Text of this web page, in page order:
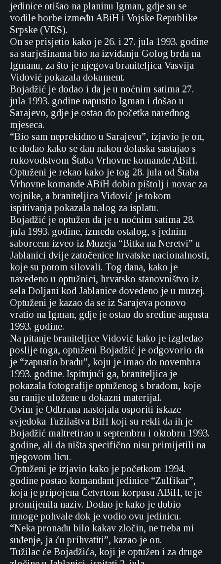
jedinice otišao na planinu Igman, gdje su se
vodile borbe između ABiH i Vojske Republike
Srpske (VRS).
On se prisjetio kako je 26. i 27. jula 1993. godine
sa starješinama bio na izviđanju Golog brda na
Igmanu, za što je njegova braniteljica Vasvija
Vidović pokazala dokument.
Bojadžić je dodao i da je u noćnim satima 27.
jula 1993. godine napustio Igman i došao u
Sarajevo, gdje je ostao do početka narednog
mjeseca.
“Bio sam neprekidno u Sarajevu”, izjavio je on,
te dodao kako se dan nakon dolaska sastajao s
rukovodstvom Štaba Vrhovne komande ABiH.
Optuženi je rekao kako je tog 28. jula od Štaba
Vrhovne komande ABiH dobio pištolj i novac za
vojnike, a braniteljica Vidović je tokom
ispitivanja pokazala nalog za isplatu.
Bojadžić je optužen da je u noćnim satima 28.
jula 1993. godine, između ostalog, s jednim
saborcem izveo iz Muzeja “Bitka na Neretvi” u
Jablanici dvije zatočenice hrvatske nacionalnosti,
koje su potom silovali. Tog dana, kako je
navedeno u optužnici, hrvatsko stanovništvo iz
sela Doljani kod Jablanice dovedeno je u muzej.
Optuženi je kazao da se iz Sarajeva ponovo
vratio na Igman, gdje je ostao do sredine augusta
1993. godine.
Na pitanje braniteljice Vidović kako je izgledao
poslije toga, optuženi Bojadžić je odgovorio da
je “zapustio bradu”, koju je imao do novembra
1993. godine. Ispitujući ga, braniteljica je
pokazala fotografije optuženog s bradom, koje
su ranije uložene u dokazni materijal.
Ovim je Odbrana nastojala osporiti iskaze
svjedoka Tužilaštva BiH koji su rekli da ih je
Bojadžić maltretirao u septembru i oktobru 1993.
godine, ali da ništa specifično nisu primijetili na
njegovom licu.
Optuženi je izjavio kako je početkom 1994.
godine postao komandant jedinice “Zulfikar”,
koja je pripojena Četvrtom korpusu ABiH, te je
promijenila naziv. Dodao je kako je dobio
mnoge pohvale dok je vodio ovu jedinicu.
“Neka pronađu bilo kakav zločin, ne treba mi
suđenje, ja ću prihvatiti”, kazao je on.
Tužilac će Bojadžića, koji je optužen i za druge